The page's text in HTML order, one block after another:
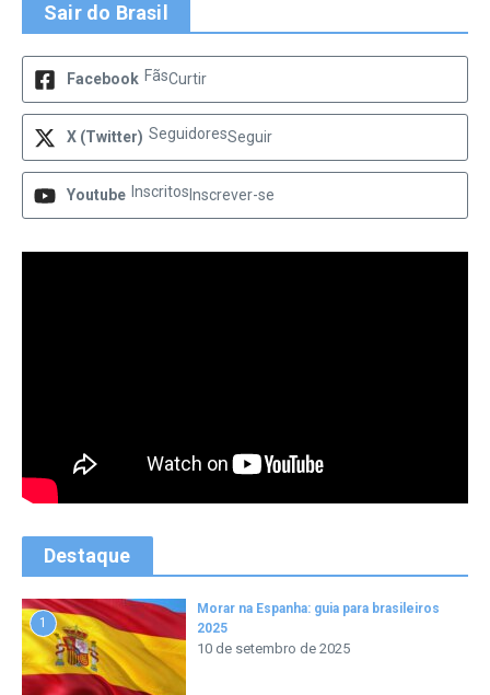
Sair do Brasil
Facebook FãsCurtir
X (Twitter) SeguidoresSeguir
Youtube Inscritos Inscrever-se
Destaque
1
Morar na Espanha: guia para brasileiros
2025
10 de setembro de 2025